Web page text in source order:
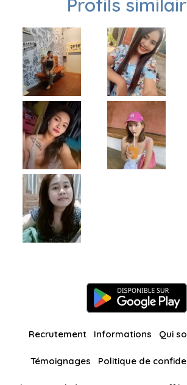
Profils
Recrutement Informations Qui
Témoignages Politique de